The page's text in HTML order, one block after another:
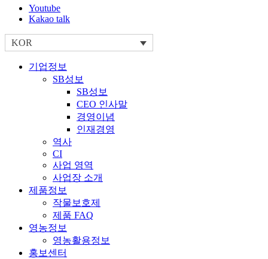
Youtube
Kakao talk
KOR
기업정보
SB성보
SB성보
CEO 인사말
경영이념
인재경영
역사
CI
사업 영역
사업장 소개
제품정보
작물보호제
제품 FAQ
영농정보
영농활용정보
홍보센터